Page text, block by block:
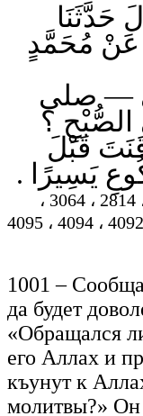
حَدَّثَنَا
عَنْ مُحَمَّدٍ
— صلى
الصُّبْحِ ؟
قَبْلَ
يَسِيرًا .
أطرافه 1002 ، 1003 ، 1300 ، 2801 ، 2814 ، 3064 ،
3170 ، 4088 ، 4089 ، 4090 ، 4091 ، 4092 ، 4094 ، 4095
1001 –
да будет
«Обращался
его Аллах и
къунут к
молитвы?» Он